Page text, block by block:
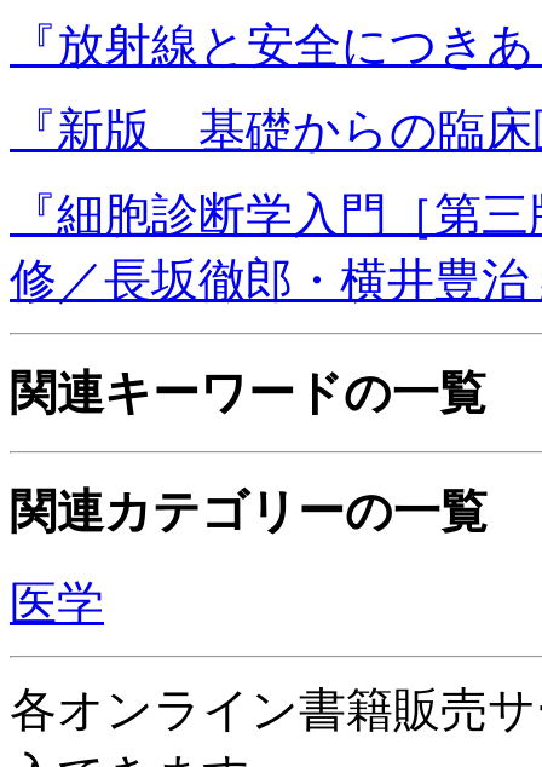
『放射線と安全につき
『新版 基礎からの臨
『細胞診断学入門［第
修／長坂徹郎・横井豊治
関連キーワードの一覧
関連カテゴリーの一覧
医学
各オンライン書籍販売